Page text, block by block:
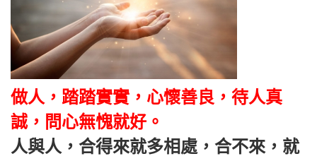
做人，踏踏實實，心懷善良，待人真
誠，問心無愧就好。
人與人，合得來就多相處，合不來，就